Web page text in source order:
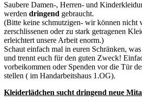
Saubere Damen-, Herren- und
werden dringend gebraucht.
(Bitte keine schmutzigen- wir können nicht
zerschlissenen oder zu stark getragenen
erleichtert unsere Arbeit enorm.)
Schaut einfach mal in euren Schränken,
und trennt euch für den guten Zweck!
vorbeikommen oder Spenden vor die Tür
stellen ( im Handarbeitshaus 1.OG).
Kleiderlädchen sucht dringend neue